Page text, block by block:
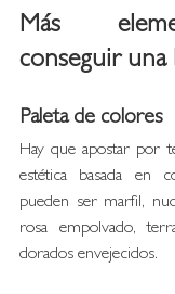
Más
conseguir una
Paleta de colores
Hay que apostar por
estética basada en
pueden ser marfil,
rosa empolvado,
dorados envejecidos.